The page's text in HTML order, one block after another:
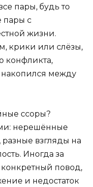
пары, будь то
пары с
жизни.
крики или слёзы,
конфликта,
между
ссоры?
нерешённые
взгляды на
Иногда за
конкретный повод,
и недостаток